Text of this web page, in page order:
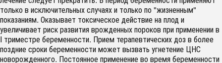
только в исключительных случаях и только по "жизненным"
показаниям. Оказывает токсическое действие на плод и
увеличивает риск развития врожденных пороков при применении в
I триместре беременности. Прием терапевтических доз в более
поздние сроки беременности может вызвать угнетение ЦНС
новорожденного. Постоянное применение во время беременности